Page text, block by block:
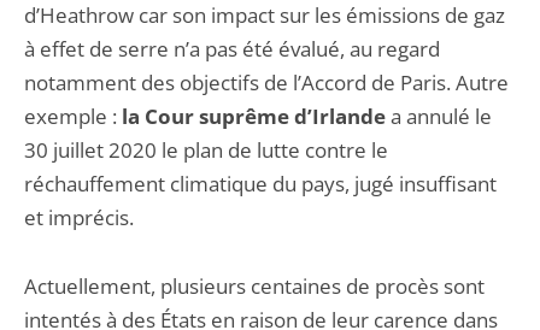
d’Heathrow car son impact sur les émissions de gaz
à effet de serre n’a pas été évalué, au regard
notamment des objectifs de l’Accord de Paris. Autre
exemple : la Cour suprême d’Irlandea annulé le
30 juillet 2020 le plan de lutte contre le
réchauffement climatique du pays, jugé insuffisant
et imprécis.
Actuellement, plusieurs centaines de procès sont
intentés à des États en raison de leur carence dans